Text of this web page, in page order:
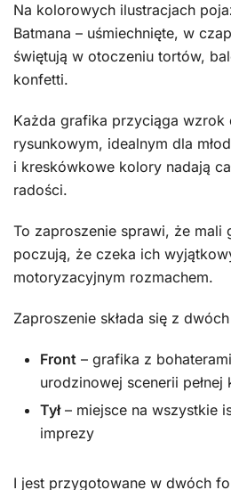
Na kolorowych ilustracjach
Batmana – uśmiechnięte, w
świętują w otoczeniu tortów,
konfetti.
Każda grafika przyciąga wzrok
rysunkowym, idealnym dla
i kreskówkowe kolory nadają
radości.
To zaproszenie sprawi, że mali
poczują, że czeka ich
motoryzacyjnym rozmachem.
Zaproszenie składa się z
Front – grafika z
urodzinowej scenerii
Tył– miejsce na wszystkie
imprezy
I jest przygotowane w dwóch